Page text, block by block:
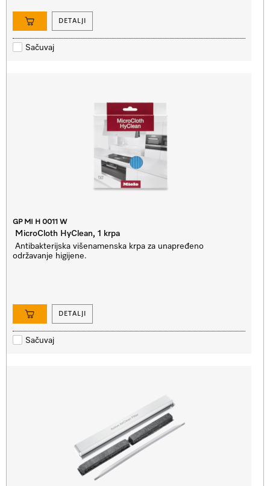
DETALJI
Sačuvaj
GP MI H 0011 W
MicroCloth HyClean, 1 krpa
Antibakterijska višenamenska krpa za unapređeno
održavanje higijene.
DETALJI
Sačuvaj